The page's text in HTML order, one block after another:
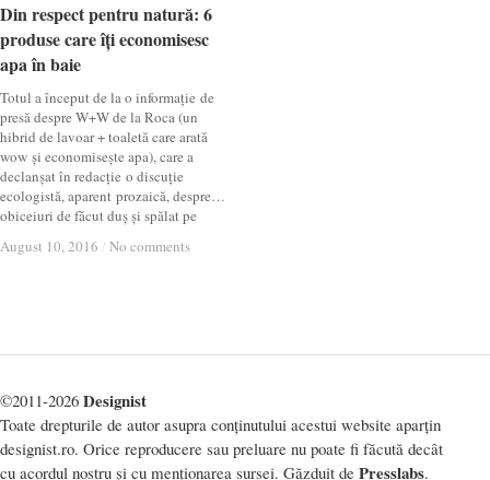
Din respect pentru natură: 6
produse care îți economisesc
apa în baie
Totul a început de la o informație de
presă despre W+W de la Roca (un
hibrid de lavoar + toaletă care arată
wow și economisește apa), care a
declanșat în redacție o discuție
ecologistă, aparent prozaică, despre…
obiceiuri de făcut duș și spălat pe
August 10, 2016 / No comments
Din respect pentru natură: 6
produse care îți economisesc
apa în baie
August 10, 2016 / No comments
©2011-2026 Designist
Toate drepturile de autor asupra conținutului acestui website aparțin
designist.ro. Orice reproducere sau preluare nu poate fi făcută decât
cu acordul nostru și cu menționarea sursei. Găzduit de Presslabs.